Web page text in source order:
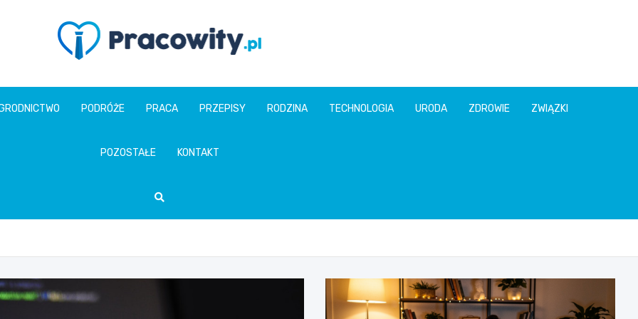
pracowity.pl
PODRÓŻE PRACA PRZEPISY RODZINA TECHNOLOGIA URODA ZDROWIE ZWIĄZKI
POZOSTAŁE KONTAKT